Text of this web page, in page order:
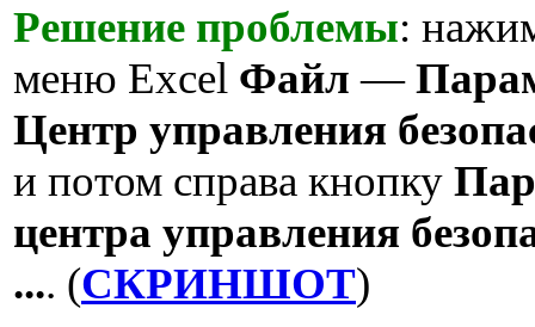
Решение проблемы:
меню Excel Файл —
Центр управления
и потом справа кнопку
центра управления
.... (СКРИНШОТ)